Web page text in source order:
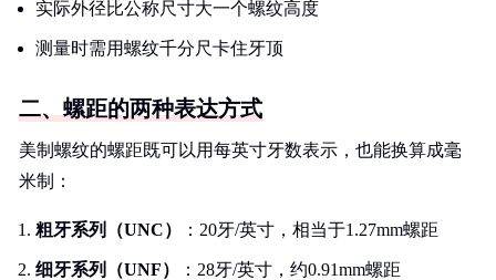
实际外径比公称尺寸大一个螺纹高度
测量时需用螺纹千分尺卡住牙顶
二、螺距的两种表达方式
美制螺纹的螺距既可以用每英寸牙数表示，也能换算成毫
米制：
粗牙系列（UNC） ：20牙/英寸，相当于1.27mm螺距
细牙系列（UNF） ：28牙/英寸，约0.91mm螺距